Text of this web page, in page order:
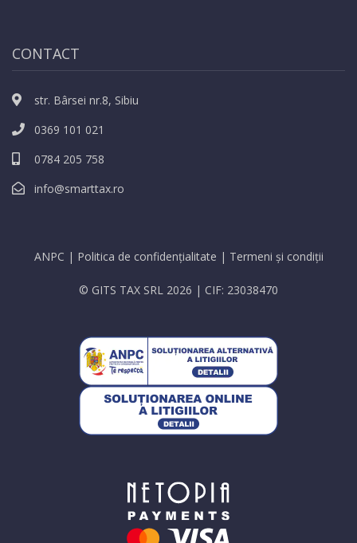
CONTACT
str. Bârsei nr.8, Sibiu
0369 101 021
0784 205 758
info@smarttax.ro
ANPC | Politica de confidențialitate | Termeni și condiții
© GITS TAX SRL 2026 | CIF: 23038470